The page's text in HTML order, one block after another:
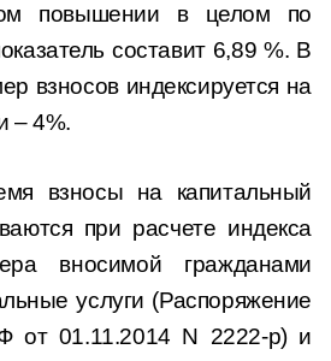
повышении в целом по
составит 6,89 %. В
взносов индексируется на
– 4%.
взносы на капитальный
при расчете индекса
вносимой гражданами
услуги (Распоряжение
от 01.11.2014 N 2222-р) и